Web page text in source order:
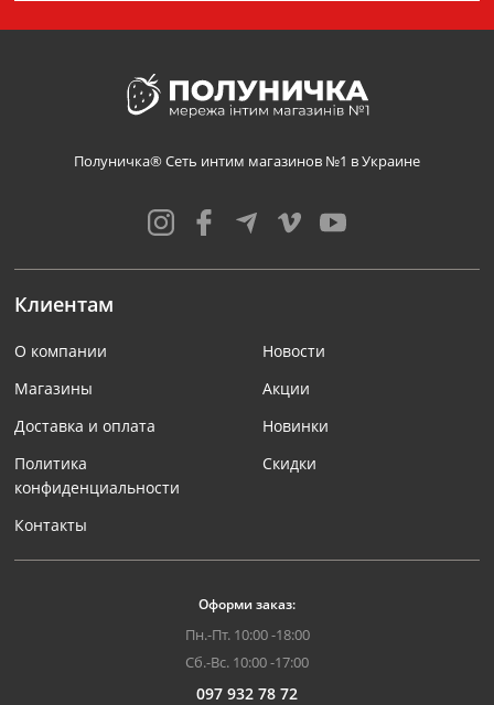
Полуничка® Сеть интим магазинов №1 в Украине
Клиентам
О компании
Магазины
Доставка и оплата
Политика
конфиденциальности
Контакты
Новости
Акции
Новинки
Скидки
Оформи заказ:
Пн.-Пт. 10:00 -18:00
Сб.-Вс. 10:00 -17:00
097 932 78 72